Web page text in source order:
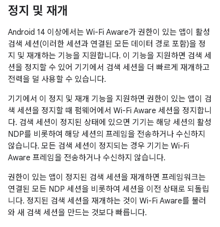
정지 및 재개
Android 14 이상에서는 Wi-Fi Aware가 권한이 있는 앱이 활성
검색 세션(이러한 세션과 연결된 모든 데이터 경로 포함)을 정
지 및 재개하는 기능을 지원합니다. 이 기능을 지원하면 검색 세
션을 정지할 수 있어 기기에서 검색 세션을 더 빠르게 재개하고
전력을 덜 사용할 수 있습니다.
기기에서 이 정지 및 재개 기능을 지원하면 권한이 있는 앱이 검
색 세션을 정지할 때 펌웨어에서 Wi-Fi Aware 세션을 정지합니
다. 검색 세션이 정지된 상태에 있으면 기기는 해당 세션의 활성
NDP를 비롯하여 해당 세션의 프레임을 전송하거나 수신하지
않습니다. 모든 검색 세션이 정지되는 경우 기기는 Wi-Fi
Aware 프레임을 전송하거나 수신하지 않습니다.
권한이 있는 앱이 정지된 검색 세션을 재개하면 프레임워크는
연결된 모든 NDP 세션을 비롯하여 세션을 이전 상태로 되돌립
니다. 정지된 검색 세션을 재개하는 것이 Wi-Fi Aware를 불러
와 새 검색 세션을 만드는 것보다 빠릅니다.